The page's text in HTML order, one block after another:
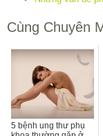
Cùng Chuyên
5 bệnh ung thư phụ